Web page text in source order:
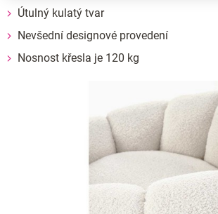
Útulný kulatý tvar
Nevšední designové provedení
Nosnost křesla je 120 kg